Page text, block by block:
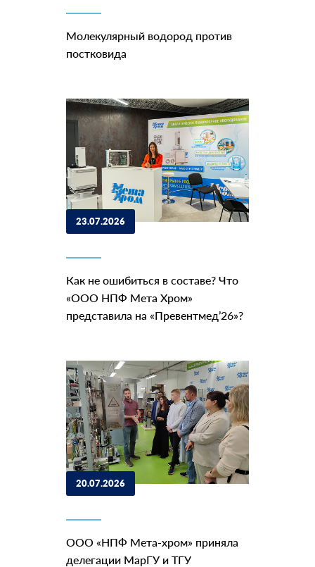
Молекулярный водород против
постковида
23.07.2026
Как не ошибиться в составе? Что
«ООО НПФ Мета Хром»
представила на «Превентмед’26»?
20.07.2026
ООО «НПФ Мета-хром» приняла
делегации МарГУ и ТГУ